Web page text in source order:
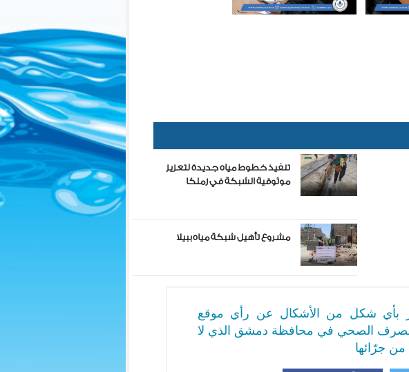
تنفيذ خطوط مياه جديدة لتعزيز
موثوقية الشبكة في زملكا
مشروع تأهيل شبكة مياه ببيلا
بأي شكل من الأشكال عن رأي موقع
الصحي في محافظة دمشق الذي لا
من جرّائها